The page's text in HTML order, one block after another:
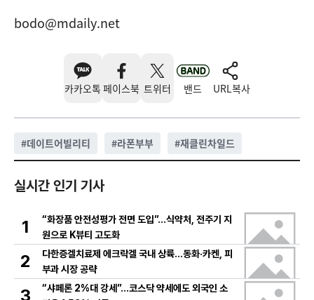
bodo@mdaily.net
카카오톡 페이스북 트위터 밴드 URL복사
#데이트어빌리티 #라폰부부 #재클린차일드
실시간 인기 기사
1
“화장품 안전성평가 전면 도입”…식약처, 전주기 지
원으로 K뷰티 고도화
2
다한증겔치료제 에크락겔 국내 상륙…동화·카켄, 피
부과 시장 공략
3
“샤페론 2%대 강세”…코스닥 약세에도 외국인 소